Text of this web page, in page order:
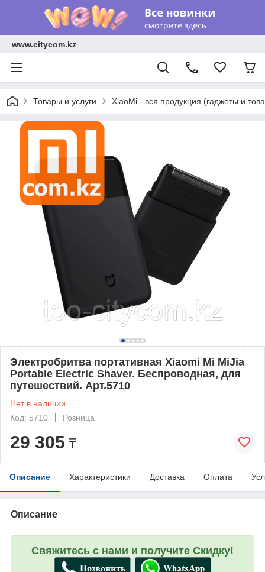
www.citycom.kz
Товары и услуги XiaoMi - вся продукция (гаджеты и
Электробритва портативная Xiaomi Mi MiJia
Portable Electric Shaver. Беспроводная, для
путешествий. Арт.5710
Нет в наличии
Код: 5710
Розница
29 305 ₸
Описание Характеристики Доставка Оплата
Описание
Свяжитесь с нами и получите Скидку!